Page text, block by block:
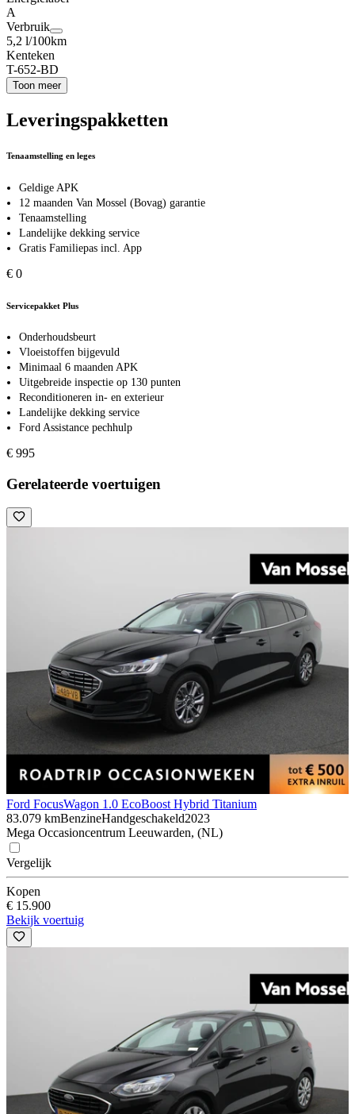
A
Verbruik
5,2 l/100km
Kenteken
T-652-BD
Toon meer
Leveringspakketten
Tenaamstelling en leges
Geldige APK
12 maanden Van Mossel (Bovag) garantie
Tenaamstelling
Landelijke dekking service
Gratis Familiepas incl. App
€ 0
Servicepakket Plus
Onderhoudsbeurt
Vloeistoffen bijgevuld
Minimaal 6 maanden APK
Uitgebreide inspectie op 130 punten
Reconditioneren in- en exterieur
Landelijke dekking service
Ford Assistance pechhulp
€ 995
Gerelateerde voertuigen
Ford FocusWagon 1.0 EcoBoost Hybrid Titanium
83.079 kmBenzineHandgeschakeld2023
Mega Occasioncentrum Leeuwarden, (NL)
Vergelijk
Kopen
€ 15.900
Bekijk voertuig